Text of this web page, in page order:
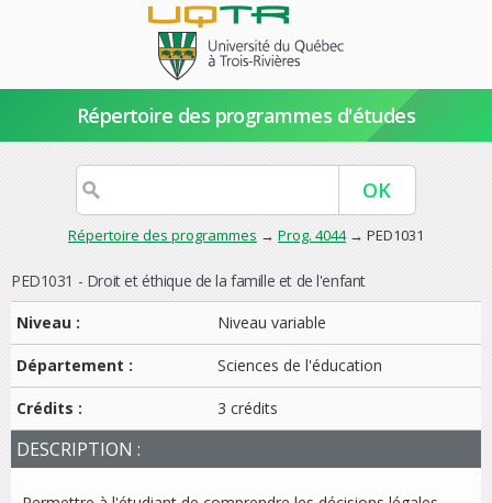
Répertoire des programmes d'études
Répertoire des programmes → Prog. 4044→ PED1031
PED1031 - Droit et éthique de la famille et de l'enfant
Niveau :
Niveau variable
Département : Sciences de l'éducation
Crédits : 3 crédits
DESCRIPTION :